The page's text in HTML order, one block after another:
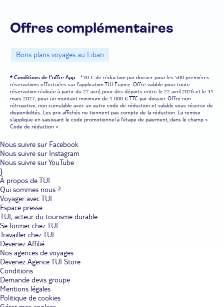
Offres complémentaires
Bons plans voyages au Liban
* Conditions de l'offre App : *30 € de réduction par dossier pour les 500 premières
réservations effectuées sur l'application TUI France. Offre valable pour toute
réservation réalisée à partir du 22 avril, pour des départs entre le 22 avril 2026 et le 31
mars 2027, pour un montant minimum de 1 000 € TTC par dossier. Offre non
rétroactive, non cumulable avec un autre code de réduction et valable sous réserve de
disponibilités. Les prix affichés ne tiennent pas compte de la réduction. La remise
s'applique en saisissant le code promotionnel à l'étape de paiement, dans le champ «
Code de réduction ».
Nous suivre sur Facebook
Nous suivre sur Instagram
Nous suivre sur YouTube
}
À propos de TUI
Qui sommes nous ?
Voyager avec TUI
Espace presse
TUI, acteur du tourisme durable
Se former chez TUI
Travailler chez TUI
Devenez Affilié
Nos agences de voyages
Devenez Agence TUI Store
Conditions
Demande devis groupe
Mentions légales
Politique de cookies